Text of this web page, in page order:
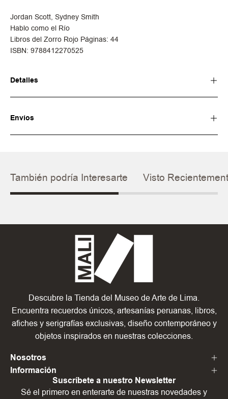
Jordan Scott, Sydney Smith
Hablo como el Río
Libros del Zorro Rojo Páginas: 44
ISBN: 9788412270525
Detalles
Envíos
También podría Interesarte Visto
Descubre la Tienda del Museo de Arte de Lima.
Encuentra recuerdos únicos, artesanías peruanas, libros,
afiches y serigrafías exclusivas, diseño contemporáneo y
objetos inspirados en nuestras colecciones.
Nosotros
Información
Suscríbete a nuestro Newsletter
Sé el primero en enterarte de nuestras novedades y